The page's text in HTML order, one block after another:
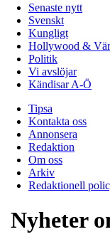
Senaste nytt
Svenskt
Kungligt
Hollywood &
Politik
Vi avslöjar
Kändisar A-Ö
Tipsa
Kontakta oss
Annonsera
Redaktion
Om oss
Arkiv
Redaktionell
Nyheter